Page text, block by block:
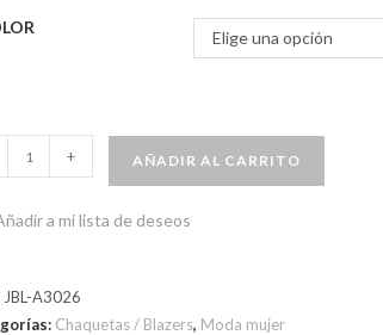
Elige una opción
+ AÑADIR AL CARRITO
a mi lista de deseos
JBL-A3026
Chaquetas / Blazers, Moda mujer